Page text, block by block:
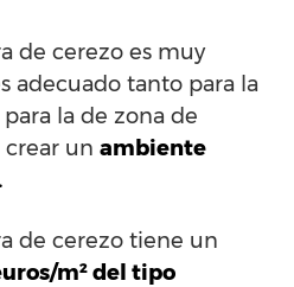
de cerezo es muy
adecuado tanto para la
la de zona de
crear un ambiente
de cerezo tiene un
m² del tipo